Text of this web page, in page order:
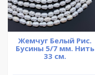
Жемчуг Белый Рис.
Бусины 5/7 мм. Нить
33 см.